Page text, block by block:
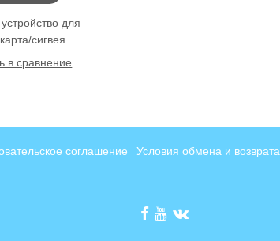
для
сигвея
в сравнение
соглашение Условия обмена и возврата